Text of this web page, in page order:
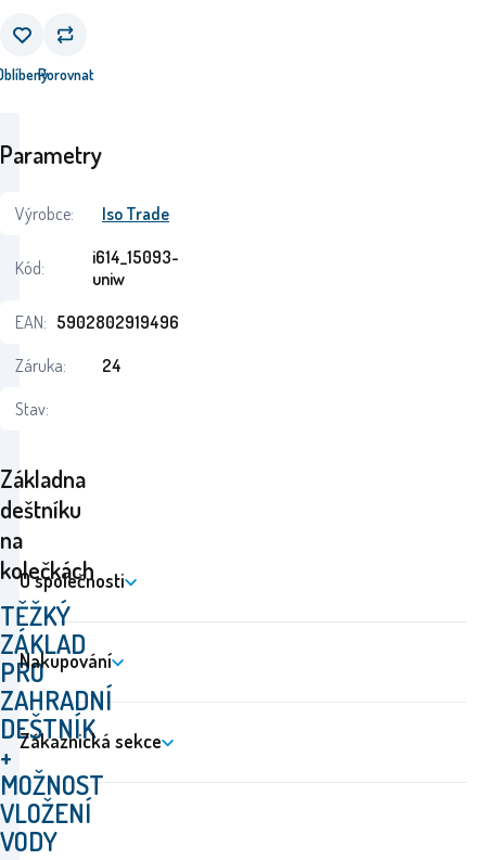
Porovnat
Základna
deštníku
na
kolečkách
TĚŽKÝ
ZÁKLAD
PRO
ZAHRADNÍ
DEŠTNÍK
+
MOŽNOST
VLOŽENÍ
VODY
Parametry
Výrobce: Iso Trade
Kód:
i614_15093-
uniw
EAN: 5902802919496
Záruka:
24
Stav:
O společnosti
Nakupování
Zákaznická sekce